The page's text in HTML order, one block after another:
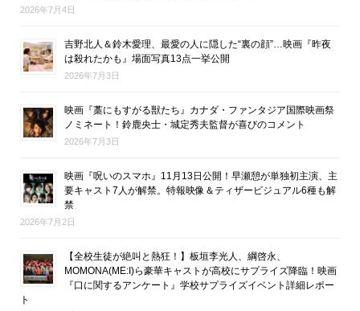
2026年7月4日
吉野北人＆鈴木愛理、最愛の人に隠した“裏の顔”…映画『昨夜
は殺れたかも』場面写真13点一挙公開
2026年7月3日
映画『藁にもすがる獣たち』カナダ・ファンタジア国際映画祭
ノミネート！鈴鹿央士・城定秀夫監督が喜びのコメント
2026年7月3日
映画『呪いのスマホ』11月13日公開！早瀬憩が単独初主演、主
要キャスト7人が解禁。特報映像＆ティザービジュアル6種も解
禁
2026年7月2日
【全校生徒が絶叫と熱狂！】板垣李光人、綱啓永、
MOMONA(ME:I)ら豪華キャストが高校にサプライズ降臨！映画
『口に関するアンケート』学校サプライズイベント詳細レポー
ト